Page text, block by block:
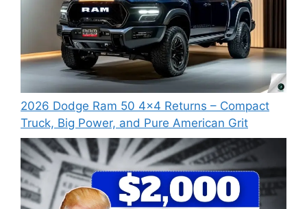
2026 Dodge Ram 50 4×4 Returns – Compact
Truck, Big Power, and Pure American Grit